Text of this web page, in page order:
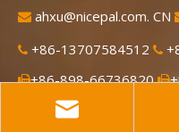
 ahxu@nicepal.com. CN
 +86-13707584512 
+86-898-66736820